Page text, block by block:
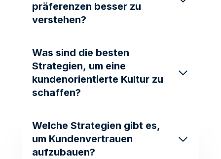
präferenzen besser zu
verstehen?
Was sind die besten
Strategien, um eine
kundenorientierte Kultur zu
schaffen?
Welche Strategien gibt es,
um Kundenvertrauen
aufzubauen?